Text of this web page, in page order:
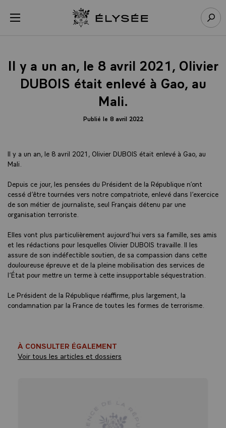
menu Retour à l’accueil Élysée
Il y a un an, le 8 avril 2021, Olivier
DUBOIS était enlevé à Gao, au
Mali.
Publié le 8 avril 2022
Il y a un an, le 8 avril 2021, Olivier DUBOIS était enlevé à Gao, au
Mali.
Depuis ce jour, les pensées du Président de la République n’ont
cessé d’être tournées vers notre compatriote, enlevé dans l’exercice
de son métier de journaliste, seul Français détenu par une
organisation terroriste.
Elles vont plus particulièrement aujourd’hui vers sa famille, ses amis
et les rédactions pour lesquelles Olivier DUBOIS travaille. Il les
assure de son indéfectible soutien, de sa compassion dans cette
douloureuse épreuve et de la pleine mobilisation des services de
l’État pour mettre un terme à cette insupportable séquestration.
Le Président de la République réaffirme, plus largement, la
condamnation par la France de toutes les formes de terrorisme.
À CONSULTER ÉGALEMENT
Voir tous les articles et dossiers
Panneau de gestion des cookies